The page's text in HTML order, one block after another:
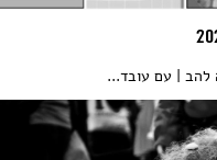
להב | עם עובד...